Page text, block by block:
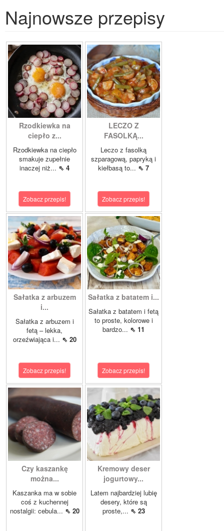
Najnowsze przepisy
Rzodkiewka na
ciepło z...
Rzodkiewka na ciepło
smakuje zupełnie
inaczej niż... ⇖ 4
Zobacz przepis!
LECZO Z
FASOLKĄ...
Leczo z fasolką
szparagową, papryką i
kiełbasą to... ⇖ 7
Zobacz przepis!
Sałatka z arbuzem
i...
Sałatka z arbuzem i
fetą – lekka,
orzeźwiająca i... ⇖ 20
Zobacz przepis!
Sałatka z batatem i...
Sałatka z batatem i fetą
to proste, kolorowe i
bardzo... ⇖ 11
Zobacz przepis!
Czy kaszankę
można...
Kaszanka ma w sobie
coś z kuchennej
nostalgii: cebula... ⇖ 20
Kremowy deser
jogurtowy...
Latem najbardziej lubię
desery, które są
proste,... ⇖ 23